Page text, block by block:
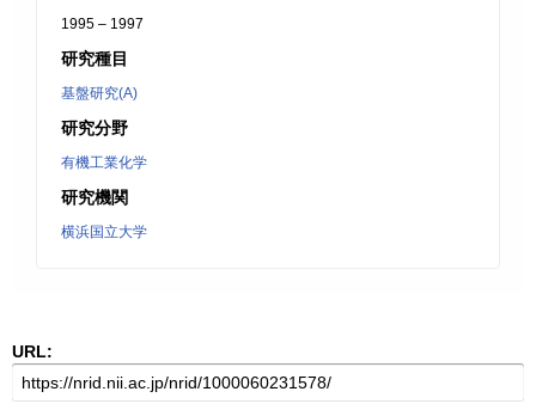
1995 – 1997
研究種目
基盤研究(A)
研究分野
有機工業化学
研究機関
横浜国立大学
URL: